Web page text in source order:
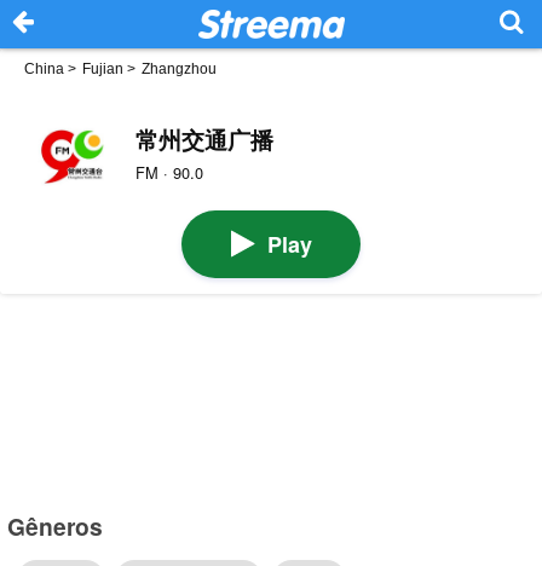
China > Fujian > Zhangzhou
常州交通广播
FM · 90.0
Play
Gêneros